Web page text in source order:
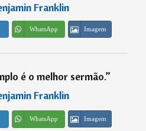
Franklin
WhatsApp Imagem
é o melhor sermão.”
Franklin
WhatsApp Imagem